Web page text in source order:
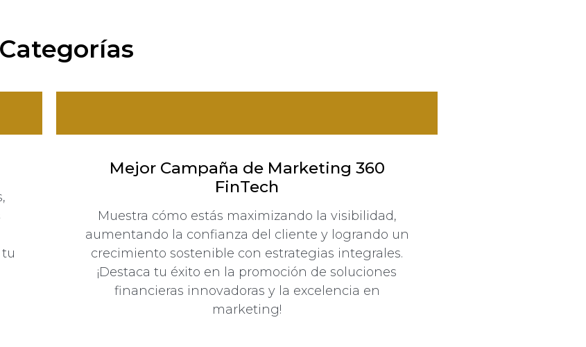
Categorías
Mejor Campaña de Marketing 360
FinTech
Muestra cómo estás maximizando la visibilidad,
aumentando la confianza del cliente y logrando un
crecimiento sostenible con estrategias integrales.
¡Destaca tu éxito en la promoción de soluciones
financieras innovadoras y la excelencia en
marketing!